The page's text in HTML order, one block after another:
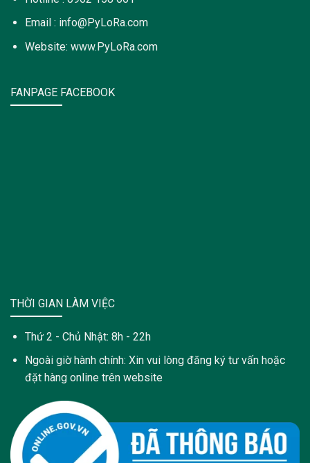
Email : info@PyLoRa.com
Website: www.PyLoRa.com
FANPAGE FACEBOOK
THỜI GIAN LÀM VIỆC
Thứ 2 - Chủ Nhật: 8h - 22h
Ngoài giờ hành chính: Xin vui lòng đăng ký tư vấn hoặc
đặt hàng online trên website